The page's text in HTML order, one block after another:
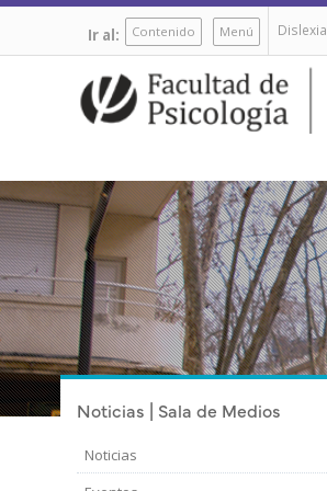
Pasar
contenido
Ir al: Contenido Menú Dislexia
Noticias | Sala de Medios
Noticias